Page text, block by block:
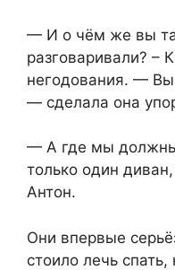
— И о чём же вы
разговаривали? –
негодования. —
— сделала она
— А где мы должны
только один
Антон.
Они впервые
стоило лечь